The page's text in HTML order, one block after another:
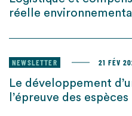
réelle
NEWSLETTER 21 FÉV
Le développement
l’épreuve des